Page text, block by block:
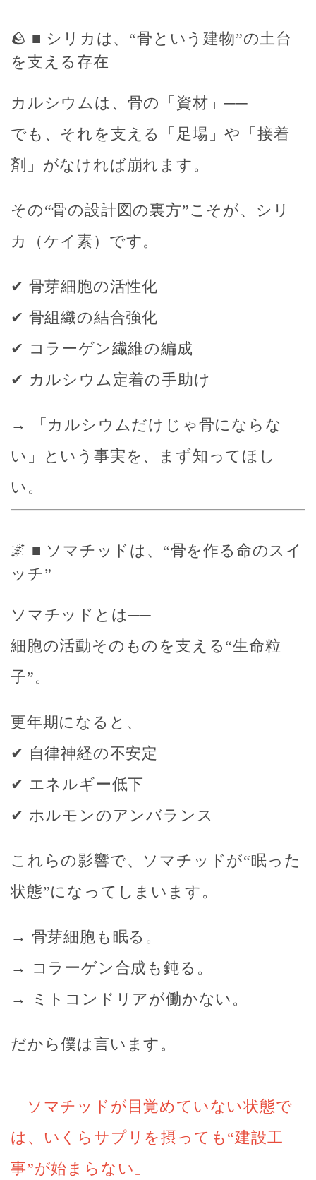
🪨 ■ シリカは、“骨という建物”の土台
を支える存在
カルシウムは、骨の「資材」──
でも、それを支える「足場」や「接着
剤」がなければ崩れます。
その“骨の設計図の裏方”こそが、シリ
カ（ケイ素）です。
✔ 骨芽細胞の活性化
✔ 骨組織の結合強化
✔ コラーゲン繊維の編成
✔ カルシウム定着の手助け
→ 「カルシウムだけじゃ骨にならな
い」という事実を、まず知ってほし
い。
🌌 ■ ソマチッドは、“骨を作る命のスイ
ッチ”
ソマチッドとは──
細胞の活動そのものを支える“生命粒
子”。
更年期になると、
✔ 自律神経の不安定
✔ エネルギー低下
✔ ホルモンのアンバランス
これらの影響で、ソマチッドが“眠った
状態”になってしまいます。
→ 骨芽細胞も眠る。
→ コラーゲン合成も鈍る。
→ ミトコンドリアが働かない。
だから僕は言います。
「ソマチッドが目覚めていない状態で
は、いくらサプリを摂っても“建設工
事”が始まらない」